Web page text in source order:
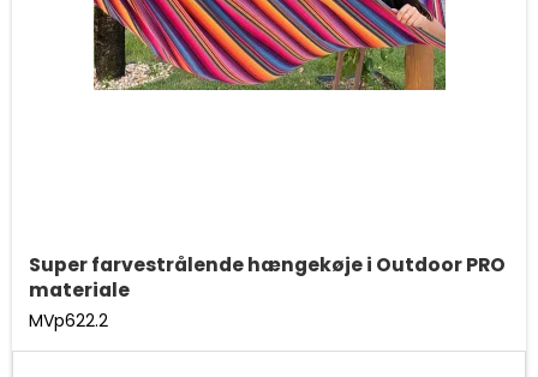
Super farvestrålende hængekøje i Outdoor PRO
materiale
MVp622.2